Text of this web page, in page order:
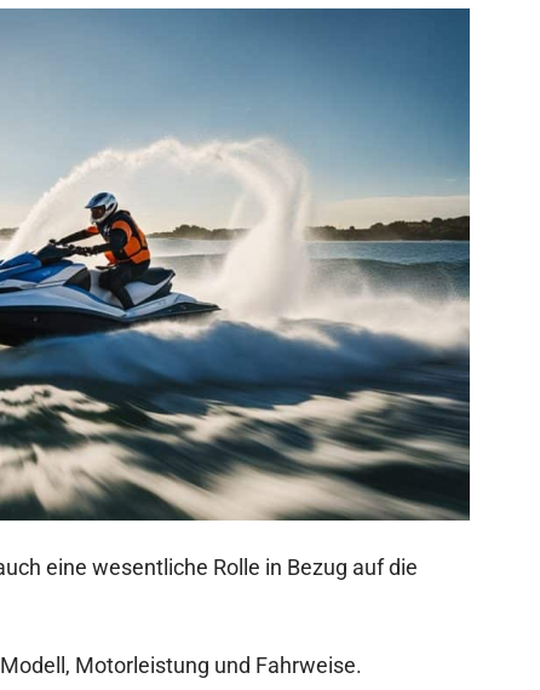
eine wesentliche Rolle in Bezug auf die
Motorleistung und Fahrweise.